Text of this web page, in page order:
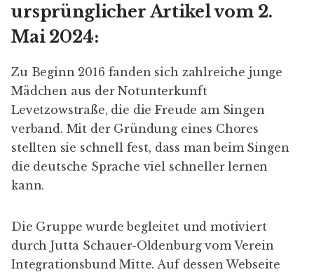
ursprünglicher Artikel vom 2.
Mai 2024:
Zu Beginn 2016 fanden sich zahlreiche junge
Mädchen aus der Notunterkunft
Levetzowstraße, die die Freude am Singen
verband. Mit der Gründung eines Chores
stellten sie schnell fest, dass man beim Singen
die deutsche Sprache viel schneller lernen
kann.
Die Gruppe wurde begleitet und motiviert
durch Jutta Schauer-Oldenburg vom Verein
Integrationsbund Mitte. Auf dessen Webseite